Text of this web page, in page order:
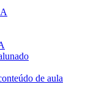
de aula